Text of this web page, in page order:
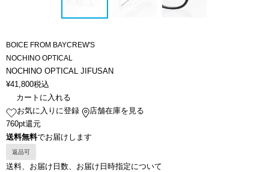
BOICE FROM BAYCREW'S
NOCHINO OPTICAL
NOCHINO OPTICAL JIFUSAN
¥41,800税込
カートに入れる
お気に入りに登録
店舗在庫を見る
760pt還元
送料無料でお届けします
返品可
送料、お届け日数、お届け日時指定について